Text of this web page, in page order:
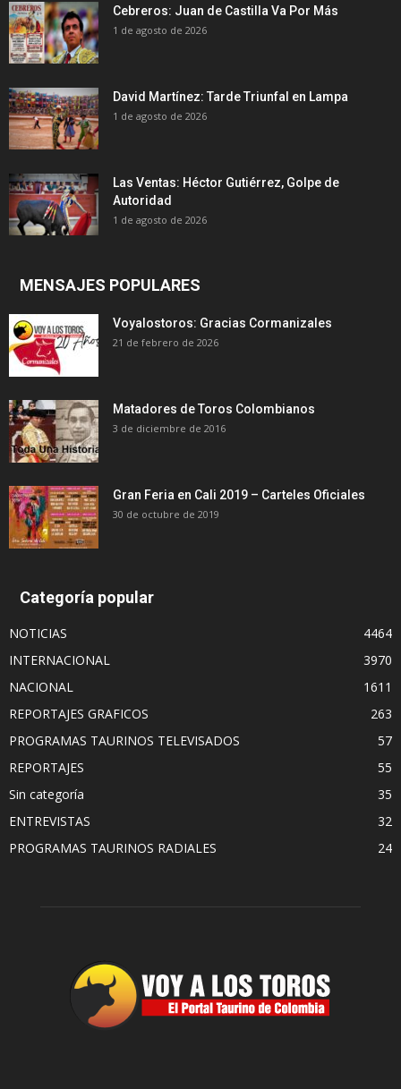
Cebreros: Juan de Castilla Va Por Más
1 de agosto de 2026
David Martínez: Tarde Triunfal en Lampa
1 de agosto de 2026
Las Ventas: Héctor Gutiérrez, Golpe de
Autoridad
1 de agosto de 2026
MENSAJES POPULARES
Voyalostoros: Gracias Cormanizales
21 de febrero de 2026
Matadores de Toros Colombianos
3 de diciembre de 2016
Gran Feria en Cali 2019 – Carteles Oficiales
30 de octubre de 2019
Categoría popular
NOTICIAS
4464
INTERNACIONAL
3970
NACIONAL
1611
REPORTAJES GRAFICOS
263
PROGRAMAS TAURINOS TELEVISADOS
57
REPORTAJES
55
Sin categoría
35
ENTREVISTAS
32
PROGRAMAS TAURINOS RADIALES
24